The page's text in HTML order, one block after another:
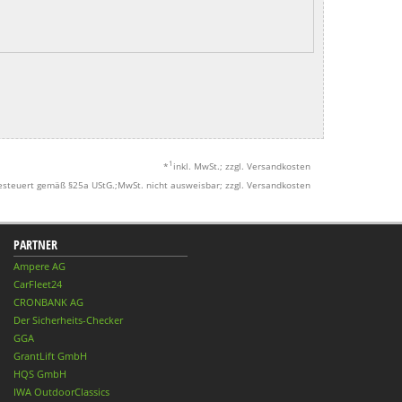
* 1 inkl. MwSt.; zzgl. Versandkosten
gemäß §25a UStG.;MwSt. nicht ausweisbar; zzgl. Versandkosten
PARTNER
Ampere AG
CarFleet24
CRONBANK AG
Der Sicherheits-Checker
GGA
GrantLift GmbH
HQS GmbH
IWA OutdoorClassics